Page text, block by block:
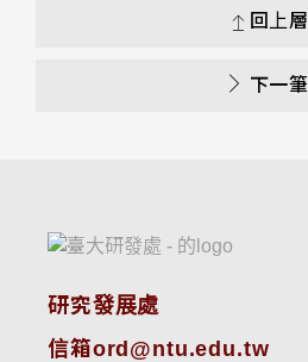
回上層
下一筆
研究發展處
信箱ord@ntu.edu.tw